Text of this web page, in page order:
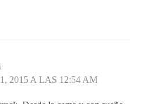
2015 A LAS 12:54 AM